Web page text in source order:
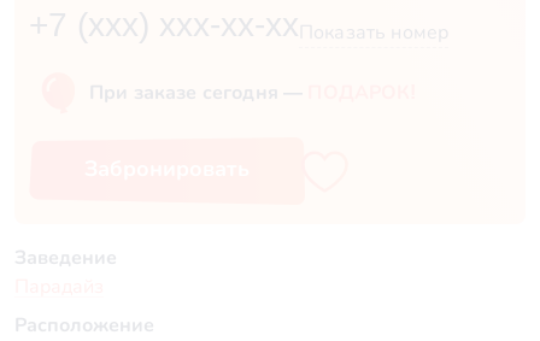
+7 (xxx) xxx-xx-xx Показать номер
При заказе сегодня —
Заведение
Расположение